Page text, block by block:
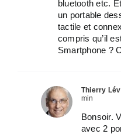
bluetooth etc.
un portable
tactile et
compris qu’il
Smartphone ?
Thierry
min
Bonsoir.
avec 2